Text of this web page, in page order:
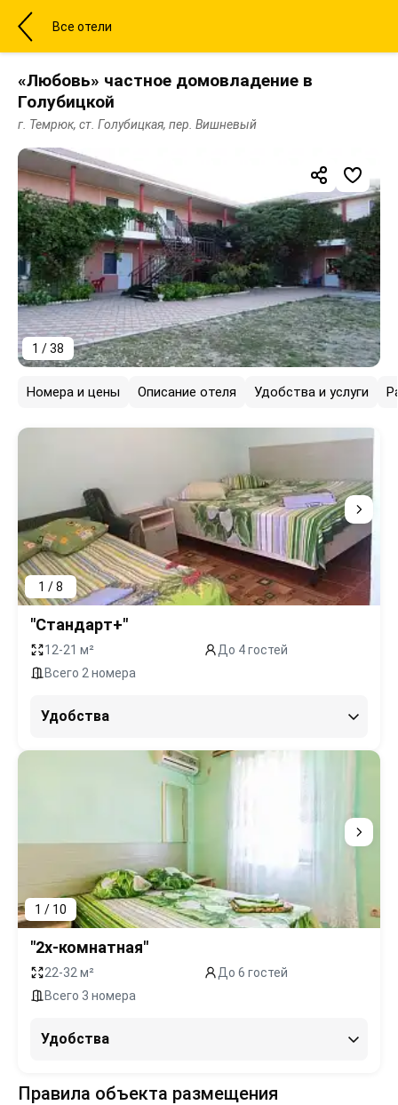
Все отели
«Любовь» частное домовладение в
Голубицкой
г. Темрюк, ст. Голубицкая, пер. Вишневый
1 / 38
Номера и цены Описание отеля Удобства и услуги
1 / 8
"Стандарт+"
12-21 м²
До 4 гостей
Всего 2 номера
Удобства
1 / 10
"2х-комнатная"
22-32 м²
До 6 гостей
Всего 3 номера
Удобства
Правила объекта размещения